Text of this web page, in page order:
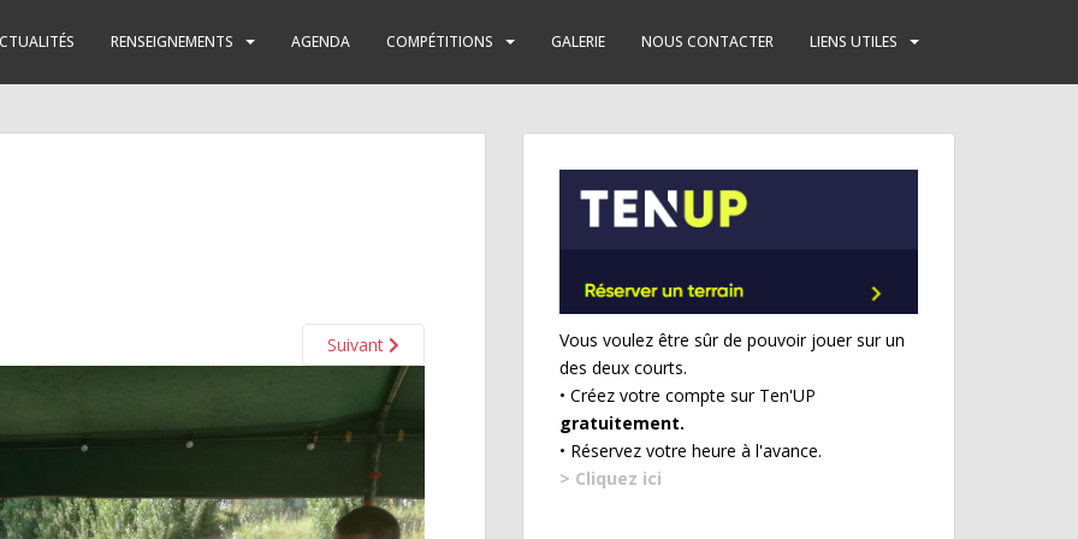
RENSEIGNEMENTS AGENDA COMPÉTITIONS GALERIE NOUS CONTACTER LIENS UTILES
Suivant
Vous voulez être sûr de pouvoir jouer sur un
des deux courts.
• Créez votre compte sur Ten'UP
gratuitement.
• Réservez votre heure à l'avance.
> Cliquez ici